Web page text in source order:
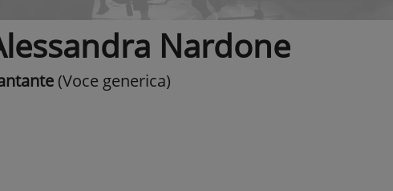
Nardone
(Voce generica)